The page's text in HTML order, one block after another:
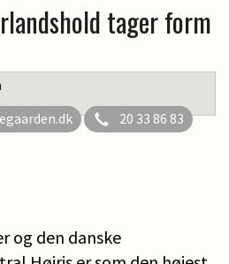
tager form
20 33 86 83
og den danske